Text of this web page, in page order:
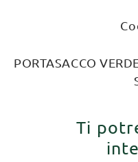
PORTASACCO
Ti